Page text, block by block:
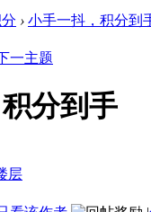
› 小手一抖，积分到
分到手